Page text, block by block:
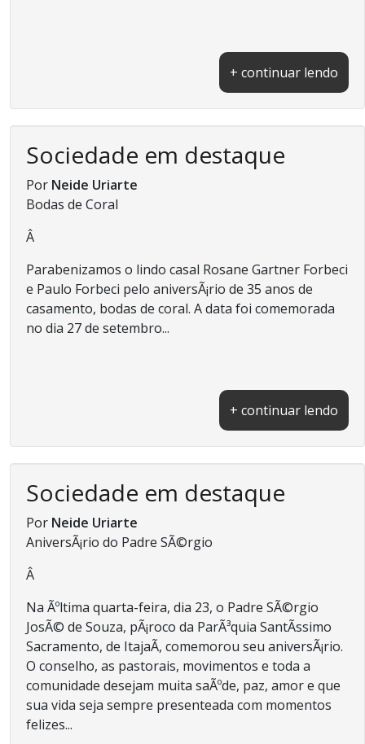
+ continuar lendo
Sociedade em destaque
Por Neide Uriarte
Bodas de Coral
Â
Parabenizamos o lindo casal Rosane Gartner Forbeci
e Paulo Forbeci pelo aniversÃ¡rio de 35 anos de
casamento, bodas de coral. A data foi comemorada
no dia 27 de setembro...
+ continuar lendo
Sociedade em destaque
Por Neide Uriarte
AniversÃ¡rio do Padre SÃ©rgio
Â
Na Ãºltima quarta-feira, dia 23, o Padre SÃ©rgio
JosÃ© de Souza, pÃ¡roco da ParÃ³quia SantÃ­ssimo
Sacramento, de ItajaÃ­, comemorou seu aniversÃ¡rio.
O conselho, as pastorais, movimentos e toda a
comunidade desejam muita saÃºde, paz, amor e que
sua vida seja sempre presenteada com momentos
felizes...